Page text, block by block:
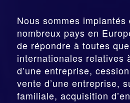
Nous sommes implantés
nombreux pays en
de répondre à toutes
internationales relatives
d’une entreprise, cession
vente d’une entreprise,
familiale, acquisition